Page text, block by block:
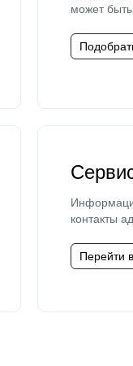
может
контакты
Перейти